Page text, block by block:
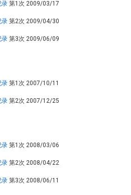
录 第1次 2009/03/17
录 第2次 2009/04/30
录 第3次 2009/06/09
录 第1次 2007/10/11
录 第2次 2007/12/25
录 第1次 2008/03/06
录 第2次 2008/04/22
录 第3次 2008/06/11